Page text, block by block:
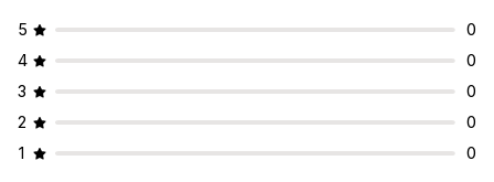
5
0
4
0
3
0
2
0
1
0